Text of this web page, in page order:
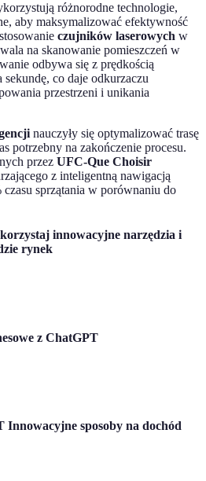
różnorodne technologie,
aby maksymalizować efektywność
czujników laserowych w
na skanowanie pomieszczeń w
odbywa się z prędkością
co daje odkurzaczu
przestrzeni i unikania
nauczyły się optymalizować trasę
potrzebny na zakończenie procesu.
przez UFC-Que Choisir
z inteligentną nawigacją
sprzątania w porównaniu do
innowacyjne narzędzia i
rynek
z ChatGPT
Innowacyjne sposoby na dochód